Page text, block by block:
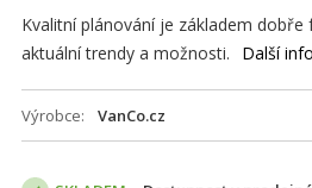
Kvalitní plánování je základem
aktuální trendy a možnosti.
Další
Výrobce VanCo.cz